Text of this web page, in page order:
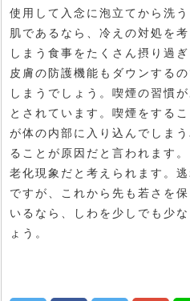
使用して入念に泡立てから洗
肌であるなら、冷えの対処を
しまう食事をたくさん摂り過
皮膚の防護機能もダウンする
しまうでしょう。喫煙の習慣
とされています。喫煙をする
が体の内部に入り込んでしま
ることが原因だと言われます
老化現象だと考えられます。
ですが、これから先も若さを
いるなら、しわを少しでも少
ょう。